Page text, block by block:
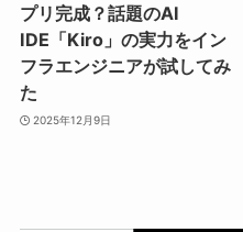
プリ完成？話題のAI
IDE「Kiro」の実力をイン
フラエンジニアが試してみ
た
2025年12月9日